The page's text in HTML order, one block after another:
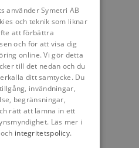
i ritningsmiljön.
verkliga miljöer både
i Inventor 2027:
använder Symetri AB
och teknik som liknar
att förbättra
och för att visa dig
online. Vi gör detta
till det nedan och du
ditt samtycke. Du
invändningar,
begränsningar,
rätt att lämna in ett
Läs mer i
och integritetspolicy.